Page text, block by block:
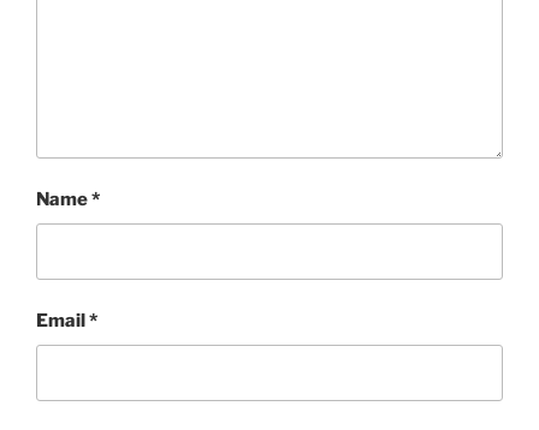
Name*
Email *